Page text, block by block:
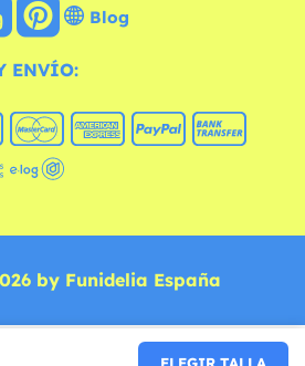
Blog
ENVÍO:
by Funidelia España